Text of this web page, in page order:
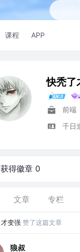
课程 APP
快秃了
前端
千日
获得徽章 0
文章 专栏
变强 赞了这篇文章
狼叔